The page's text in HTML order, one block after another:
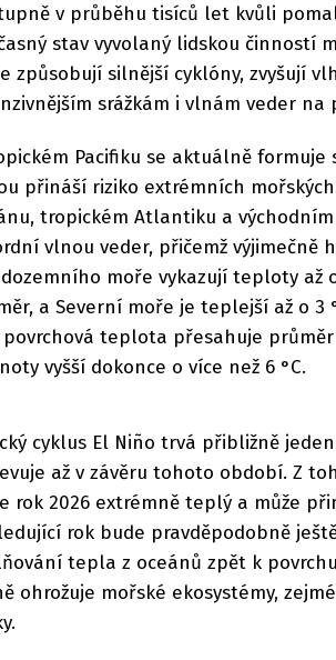
v průběhu tisíců let kvůli
stav vyvolaný lidskou činností
způsobují silnější cyklóny, zvyšují
srážkám i vlnám veder na
Pacifiku se aktuálně
přináší riziko extrémních
tropickém Atlantiku a
vlnou veder, přičemž výjimečně
moře vykazují teploty až
a Severní moře je teplejší až o 3
povrchová teplota přesahuje
vyšší dokonce o více než 6 °C.
cyklus El Niño trvá přibližně
až v závěru tohoto období. Z
rok 2026 extrémně teplý a může
rok bude pravděpodobně
tepla z oceánů zpět k
ohrožuje mořské ekosystémy,